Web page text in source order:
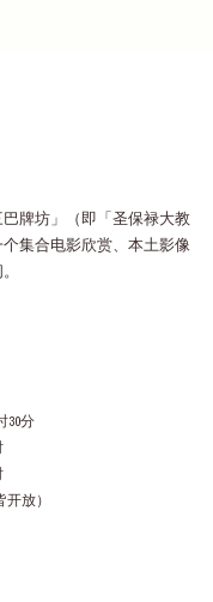
牌坊」（即「圣保禄大教
集合电影欣赏、本土影像
30分
放）